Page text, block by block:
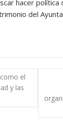
hacer
del
el
y las